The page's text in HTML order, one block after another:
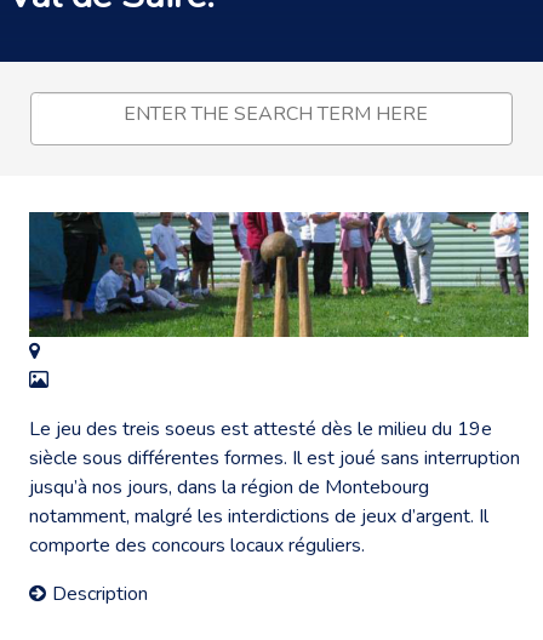
Le jeu des treis soeus est attesté dès le milieu du 19e
siècle sous différentes formes. Il est joué sans interruption
jusqu’à nos jours, dans la région de Montebourg
notamment, malgré les interdictions de jeux d’argent. Il
comporte des concours locaux réguliers.
Description